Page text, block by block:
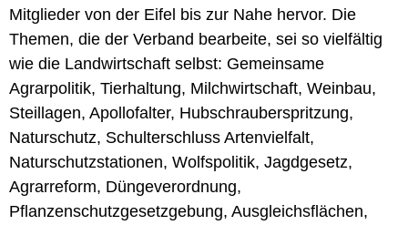
Mitglieder von der Eifel bis zur Nahe hervor. Die
Themen, die der Verband bearbeite, sei so vielfältig
wie die Landwirtschaft selbst: Gemeinsame
Agrarpolitik, Tierhaltung, Milchwirtschaft, Weinbau,
Steillagen, Apollofalter, Hubschrauberspritzung,
Naturschutz, Schulterschluss Artenvielfalt,
Naturschutzstationen, Wolfspolitik, Jagdgesetz,
Agrarreform, Düngeverordnung,
Pflanzenschutzgesetzgebung, Ausgleichsflächen,